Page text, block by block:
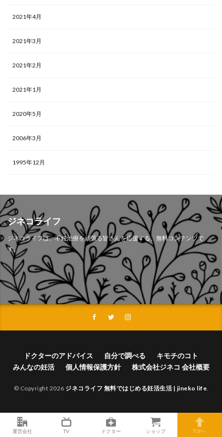
2021年4月
2021年3月
2021年2月
2021年1月
2020年5月
2006年3月
1995年12月
ジネコライフ
ジネコライフは、不妊治療を頑張る皆さんを応援する、無料コンテンツで
す。
ドクターのアドバイス 自分で調べる
キモチのコト
みんなの妊活
個人情報保護方針 株式会社ジネコ 会社概要
© Copyright 2026 ジネコライフ 無料ではじめる妊活生活 | jineko life.
運営会社 TV ドクター ショップ TOPへ